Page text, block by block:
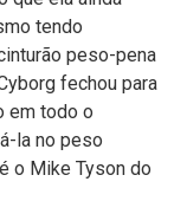
tendo
peso-pena
fechou para
em todo o
la no peso
o Mike Tyson do